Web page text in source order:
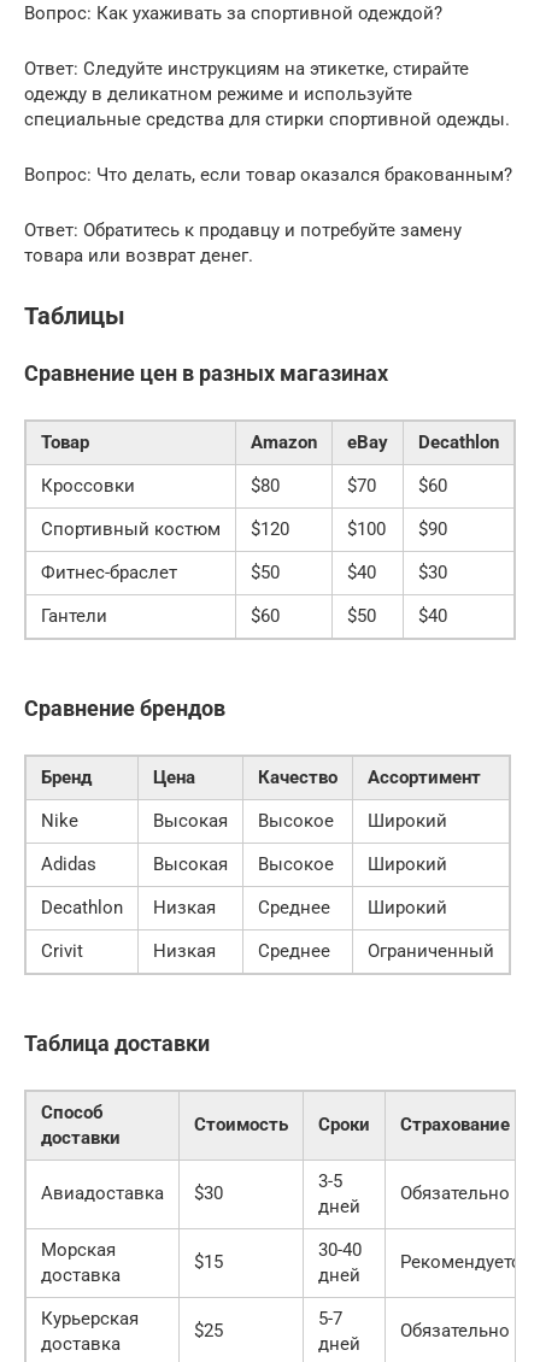
Вопрос: Как ухаживать за спортивной одеждой?
Ответ: Следуйте инструкциям на этикетке, стирайте
одежду в деликатном режиме и используйте
специальные средства для стирки спортивной одежды.
Вопрос: Что делать, если товар оказался бракованным?
Ответ: Обратитесь к продавцу и потребуйте замену
товара или возврат денег.
Таблицы
Сравнение цен в разных магазинах
Товар Amazon eBay
Decathlon
Кроссовки
$80 $70
$60
Спортивный костюм
$120 $100
$90
Фитнес-браслет
$50 $40
$30
Гантели
$60 $50 $40
Сравнение брендов
Бренд Цена Качество
Ассортимент
Nike
Высокая Высокое
Широкий
Adidas
Высокая Высокое
Широкий
Decathlon
Низкая Среднее
Широкий
Crivit
Низкая Среднее Ограниченный
Таблица доставки
Способ
доставки
Стоимость Сроки Страхование
Авиадоставка $30
3-5
дней
Обязательно
Морская
доставка
$15
30-40
дней
Рекомендуется
Курьерская
доставка
$25
5-7
дней
Обязательно